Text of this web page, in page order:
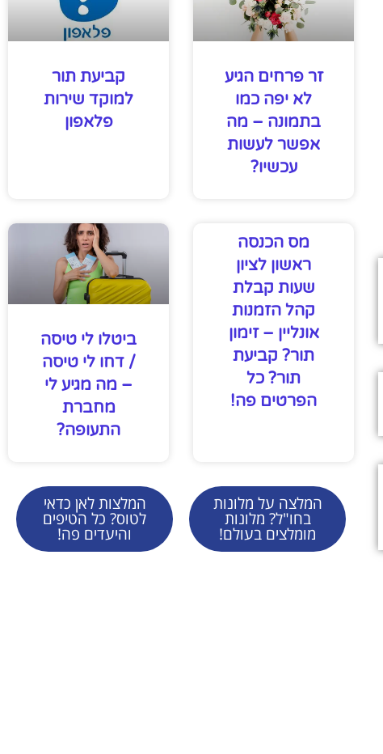
זר פרחים הגיע
לא יפה כמו
בתמונה – מה
אפשר לעשות
עכשיו?
קביעת תור
למוקד שירות
פלאפון
מס הכנסה
ראשון לציון
שעות קבלת
קהל הזמנות
אונליין – זימון
תור? קביעת
תור? כל
הפרטים פה!
ביטלו לי טיסה
/ דחו לי טיסה
– מה מגיע לי
מחברת
התעופה?
המלצה על מלונות
בחו"ל? מלונות
מומלצים בעולם!
המלצות לאן כדאי
לטוס? כל הטיפים
והיעדים פה!